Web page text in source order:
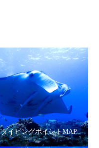
ダイビングポイントMAP